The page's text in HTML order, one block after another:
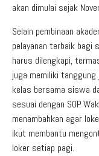
akan dimulai sejak
Selain pembinaan
pelayanan terbaik bagi
harus dilengkapi,
juga memiliki tanggung
kelas bersama siswa
sesuai dengan SOP.
menambahkan agar
ikut membantu
loker setiap pagi.